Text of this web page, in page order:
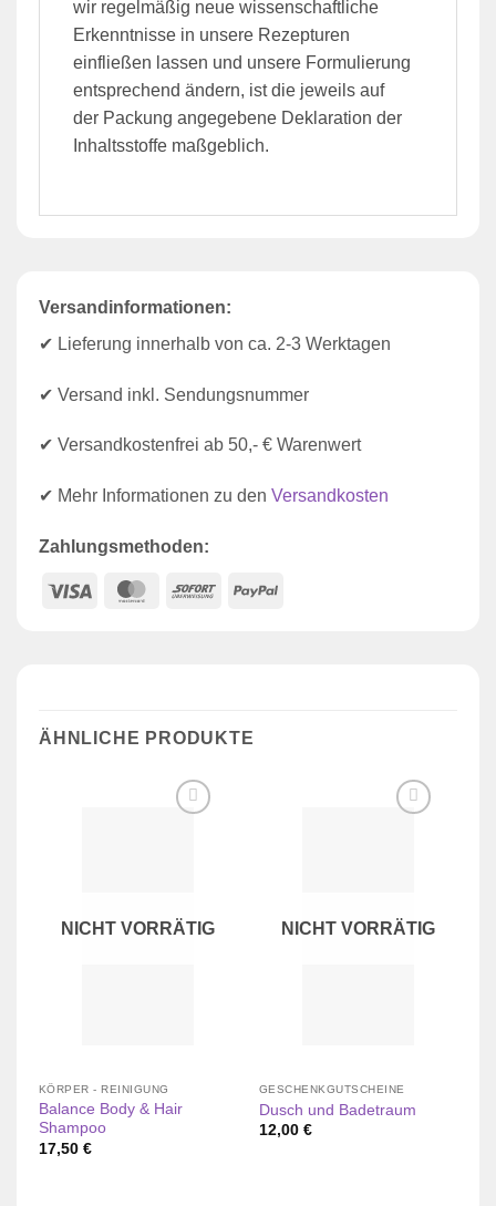
wir regelmäßig neue wissenschaftliche
Erkenntnisse in unsere Rezepturen
einfließen lassen und unsere Formulierung
entsprechend ändern, ist die jeweils auf
der Packung angegebene Deklaration der
Inhaltsstoffe maßgeblich.
Versandinformationen:
✔ Lieferung innerhalb von ca. 2-3 Werktagen
✔ Versand inkl. Sendungsnummer
✔ Versandkostenfrei ab 50,- € Warenwert
✔ Mehr Informationen zu den Versandkosten
Zahlungsmethoden:
Visa MasterCard
Sofort PayPal
ÄHNLICHE PRODUKTE
NICHT VORRÄTIG
KÖRPER - REINIGUNG
Balance Body & Hair
Shampoo
17,50 €
NICHT VORRÄTIG
GESCHENKGUTSCHEINE
Dusch und Badetraum
12,00 €